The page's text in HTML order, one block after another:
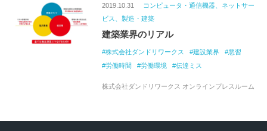
2019.10.31
コンピュータ・通信機器、ネットサー
ビス、製造・建築
建築業界のリアル
株式会社ダンドリワークス 建設業界
悪習
労働時間
労働環境 伝達ミス
株式会社ダンドリワークス オンラインプレスルーム